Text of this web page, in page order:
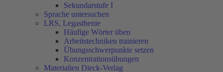
Sekundarstufe I
Sprache untersuchen
LRS, Legasthenie
Häufige Wörter üben
Arbeitstechniken trainieren
Übungsschwerpunkte setzen
Konzentrationsübungen
Materialien Dieck-Verlag